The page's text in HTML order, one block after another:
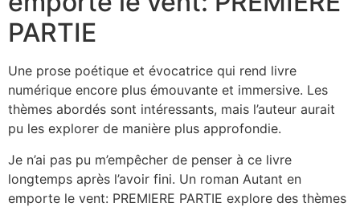
PARTIE
Une prose poétique et évocatrice qui rend livre
numérique encore plus émouvante et immersive. Les
thèmes abordés sont intéressants, mais l’auteur aurait
pu les explorer de manière plus approfondie.
Je n’ai pas pu m’empêcher de penser à ce livre
longtemps après l’avoir fini. Un roman Autant en
emporte le vent: PREMIERE PARTIE explore des thèmes